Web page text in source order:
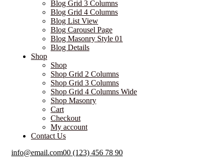
Blog Grid 3 Columns
Blog Grid 4 Columns
Blog List View
Blog Carousel Page
Blog Masonry Style 01
Blog Details
Shop
Shop
Shop Grid 2 Columns
Shop Grid 3 Columns
Shop Grid 4 Columns Wide
Shop Masonry
Cart
Checkout
My account
Contact Us
info@email.com00 (123) 456 78 90